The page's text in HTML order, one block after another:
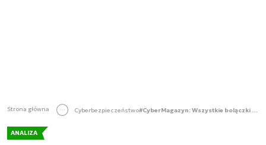
Strona główna Cyberbezpieczeństwo #CyberMagazyn: Wszystkie bolączki cyber. Co trapi branżę?
ANALIZA